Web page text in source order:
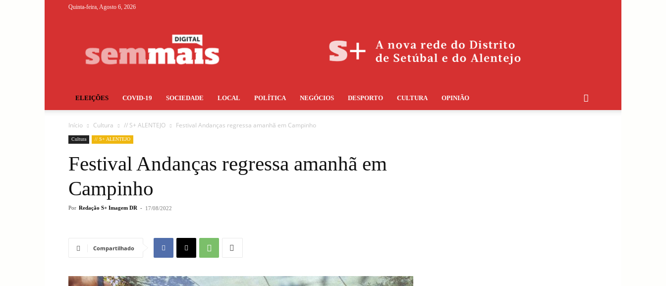
Quinta-feira, Agosto 6, 2026
ELEIÇÕES COVID-19 SOCIEDADE LOCAL POLÍTICA NEGÓCIOS DESPORTO CULTURA OPINIÃO
Início Cultura // S+ ALENTEJO Festival Andanças regressa amanhã em Campinho
Cultura // S+ ALENTEJO
Festival Andanças regressa amanhã em
Campinho
Por Redação S+ Imagem DR - 17/08/2022
Compartilhado